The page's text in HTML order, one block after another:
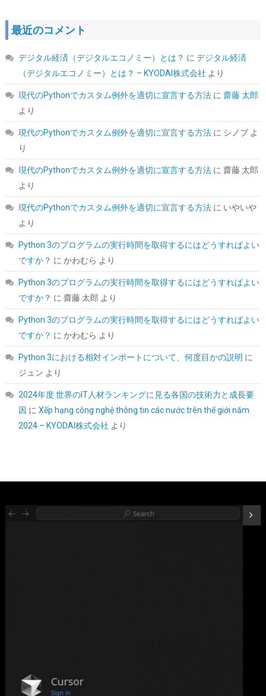
JastBang USB-C HDMIキャプチャーボード 4K入力 1080P録画
iOS、Androidに対応。OBS Studio、Twitch、YouTubeを使用し
たゲーム実況やライブ配信、会議録画に活用できます。小型軽量
｜日本語取扱説明書付き。
UGREEN 2.5 インチ HDD/SSD ケース 5Gbps 6TB容量 USB3.0
SATA3.0 高速ハードディスクケース | USB A-Micro B/9.5mm以下
まで対応/自動スリープ/UASP 対応/TRIM&S.M.A.R.T.機能を搭載/
インジケーターで状態が一目/工具不要/コンパク
( 54231357 GBP 5.76
こちら
最近のコメント
デジタル経済（デジタルエコノミー）とは？ に デジタル経済
（デジタルエコノミー）とは？ – KYODAI株式会社 より
現代のPythonでカスタム例外を適切に宣言する方法に 齋藤 太郎
より
現代のPythonでカスタム例外を適切に宣言する方法に シノブよ
り
現代のPythonでカスタム例外を適切に宣言する方法に 齋藤 太郎
より
現代のPythonでカスタム例外を適切に宣言する方法に いやいや
より
Python 3のプログラムの実行時間を取得するにはどうすればよい
ですか？ に かわむら より
Python 3のプログラムの実行時間を取得するにはどうすればよい
ですか？ に 齋藤 太郎 より
Python 3のプログラムの実行時間を取得するにはどうすればよい
ですか？ に かわむら より
Python 3における相対インポートについて、何度目かの説明 に
ジュン より
2024年度 世界のIT人材ランキングに見る各国の技術力と成長要
因 に Xếp hạng công nghệ thông tin các nước trên thế giới năm
2024 – KYODAI株式会社 より